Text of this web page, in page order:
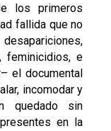
los primeros
fallida que no
feminicidios, e
el documental
incomodar y
quedado sin
en la